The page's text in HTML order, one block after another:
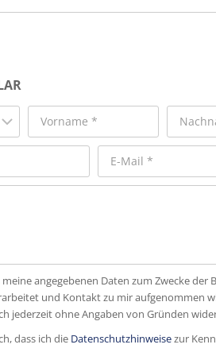
meine angegebenen Daten zum Zwecke der
und Kontakt zu mir aufgenommen
jederzeit ohne Angaben von Gründen
dass ich die Datenschutzhinweisezur